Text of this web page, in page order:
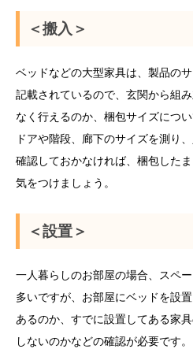
＜搬入＞
ベッドなどの大型家具は、製品の
記載されているので、玄関から組
なく行えるのか、梱包サイズにつ
ドアや階段、廊下のサイズを測り
確認しておかなければ、梱包した
気をつけましょう。
＜設置＞
一人暮らしのお部屋の場合、スペ
多いですが、お部屋にベッドを設
あるのか、すでに設置してある家
しないのかなどの確認が必要です。